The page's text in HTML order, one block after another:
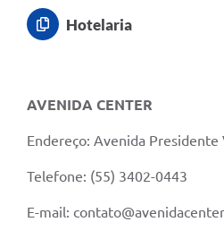
Secretarias/Centrais
Transparência
Prefeito Municipal
Vice-Prefeito Municipal
Requerimento geral
Sala do Empreendedor
Hotelaria
AVENIDA CENTER
Endereço: Avenida Presidente
Telefone: (55) 3402-0443
E-mail: